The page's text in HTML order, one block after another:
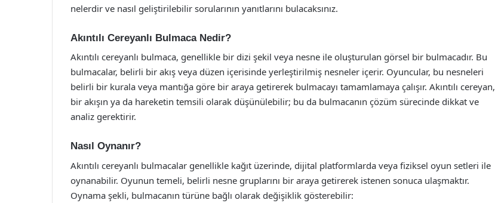
nelerdir ve nasıl geliştirilebilir sorularının yanıtlarını bulacaksınız.
Akıntılı Cereyanlı Bulmaca Nedir?
Akıntılı cereyanlı bulmaca, genellikle bir dizi şekil veya nesne ile oluşturulan görsel bir bulmacadır. Bu
bulmacalar, belirli bir akış veya düzen içerisinde yerleştirilmiş nesneler içerir. Oyuncular, bu nesneleri
belirli bir kurala veya mantığa göre bir araya getirerek bulmacayı tamamlamaya çalışır. Akıntılı cereyan,
bir akışın ya da hareketin temsili olarak düşünülebilir; bu da bulmacanın çözüm sürecinde dikkat ve
analiz gerektirir.
Nasıl Oynanır?
Akıntılı cereyanlı bulmacalar genellikle kağıt üzerinde, dijital platformlarda veya fiziksel oyun setleri ile
oynanabilir. Oyunun temeli, belirli nesne gruplarını bir araya getirerek istenen sonuca ulaşmaktır.
Oynama şekli, bulmacanın türüne bağlı olarak değişiklik gösterebilir: